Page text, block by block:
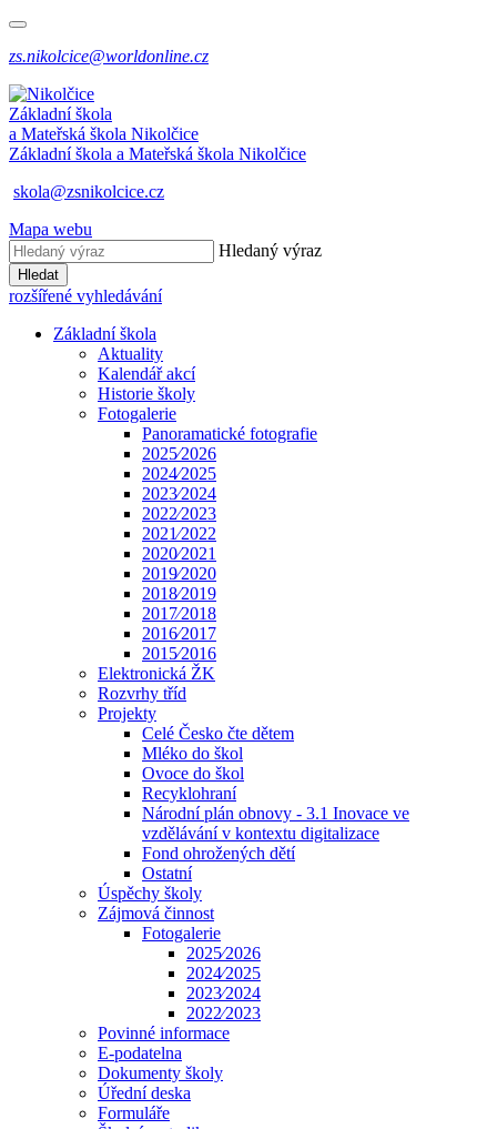
zs.nikolcice@worldonline.cz
Základní škola
a Mateřská škola Nikolčice
Základní škola a Mateřská škola Nikolčice
skola@zsnikolcice.cz
Mapa webu
Hledaný výraz
Hledat
rozšířené vyhledávání
Základní škola
Aktuality
Kalendář akcí
Historie školy
Fotogalerie
Panoramatické fotografie
2025⁄2026
2024⁄2025
2023⁄2024
2022⁄2023
2021⁄2022
2020⁄2021
2019⁄2020
2018⁄2019
2017⁄2018
2016⁄2017
2015⁄2016
Elektronická ŽK
Rozvrhy tříd
Projekty
Celé Česko čte dětem
Mléko do škol
Ovoce do škol
Recyklohraní
Národní plán obnovy - 3.1 Inovace ve
vzdělávání v kontextu digitalizace
Fond ohrožených dětí
Ostatní
Úspěchy školy
Zájmová činnost
Fotogalerie
2025⁄2026
2024⁄2025
2023⁄2024
2022⁄2023
Povinné informace
E-podatelna
Dokumenty školy
Úřední deska
Formuláře